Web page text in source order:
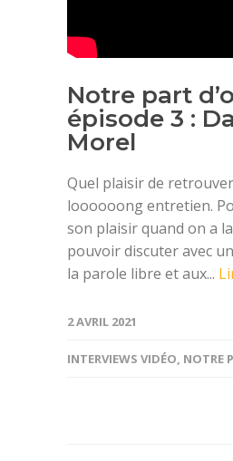
Notre part
épisode 3 :
Morel
Quel plaisir de
loooooong entretien.
son plaisir quand on a
pouvoir discuter avec
la parole libre et aux...
2 AVRIL 2021
INTERVIEWS VIDÉO, NOTRE